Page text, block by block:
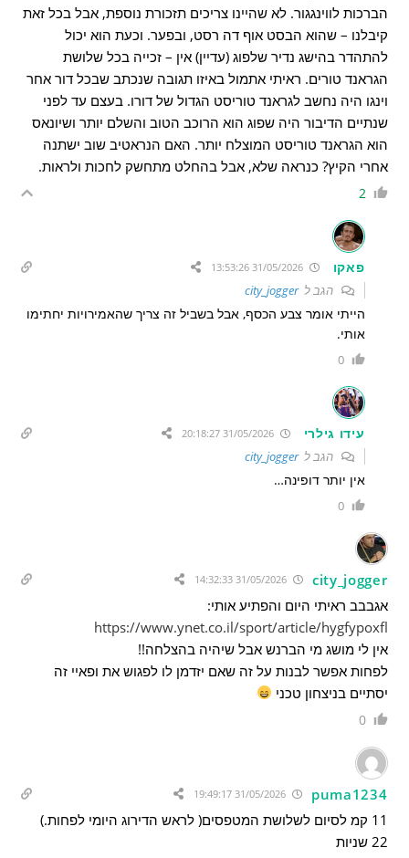
הברכות לווינגגור. לא שהיינו צריכים תזכורת נוספת, אבל בכל זאת
קיבלנו – שהוא הבסט אוף דה רסט, ובפער. וכעת הוא יכול
להתהדר בהישג נדיר שלפוג (עדיין) אין – זכייה בכל שלושת
הגראנד טורים. ראיתי אתמול באיזו תגובה שנכתב שבכל דור אחר
וינגו היה נחשב לגראנד טוריסט הגדול של דורו. בעצם עד לפני
שנתיים הדיבור היה שפוג הוא הרוכב הטוב והשלם יותר ושיונאס
הוא הגראנד טוריסט המוצלח יותר. האם הנראטיב שוב ישתנה
אחרי הקיץ? כנראה שלא, אבל בהחלט מתחשק לחכות ולראות.
2
פאקו 31/05/2026 13:53:26
הגב לcity_jogger
הייתי אומר צבע הכסף, אבל בשביל זה צריך שהאמירויות יחתימו
אותי.
0
עידו גילרי 31/05/2026 20:18:27
הגב לcity_jogger
אין יותר דופינה…
0
city_jogger
31/05/2026 14:32:33
אגבבב ראיתי היום והפתיע אותי:
https://www.ynet.co.il/sport/article/hygfypoxfl
אין לי מושג מי הברנש אבל שיהיה בהצלחה!!
לפחות אפשר לבנות על זה שאם יזדמן לו לפגוש את ופאיי זה
יסתיים בניצחון טכני
0
puma1234
31/05/2026 19:49:17
11 קמ לסיום לשלושת המטפסים( לראש הדירוג היומי לפחות.)
22 שניות